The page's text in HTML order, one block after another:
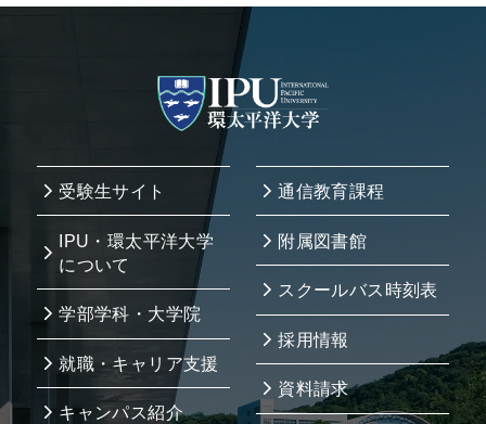
受験生サイト
IPU・環太平洋大学
について
学部学科・大学院
就職・キャリア支援
キャンパス紹介
通信教育課程
附属図書館
スクールバス時刻表
採用情報
資料請求